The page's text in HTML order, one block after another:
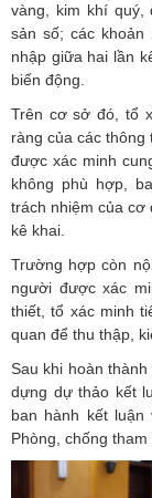
vàng, kim khí quý,
sản số; các
nhập giữa hai lần
biến động.
Trên cơ sở đó, tổ
ràng của các
được xác minh
không phù hợp,
trách nhiệm của cơ
kê khai.
Trường hợp còn
người được xác
thiết, tổ xác minh
quan để thu thập,
Sau khi hoàn
dựng dự thảo kết
ban hành kết
Phòng, chống tham